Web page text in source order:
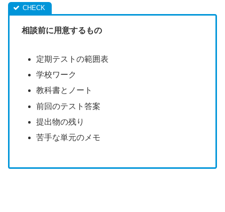
相談前に用意するもの
定期テストの範囲表
学校ワーク
教科書とノート
前回のテスト答案
提出物の残り
苦手な単元のメモ